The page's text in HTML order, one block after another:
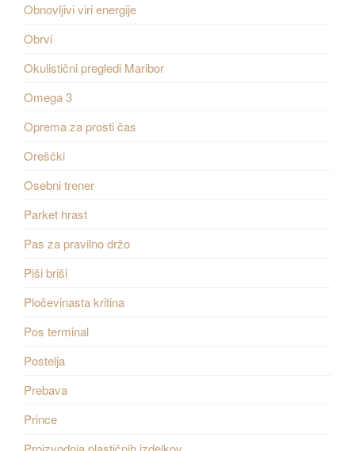
Obnovljivi viri energije
Obrvi
Okulistični pregledi Maribor
Omega 3
Oprema za prosti čas
Oreščki
Osebni trener
Parket hrast
Pas za pravilno držo
Piši briši
Pločevinasta kritina
Pos terminal
Postelja
Prebava
Prince